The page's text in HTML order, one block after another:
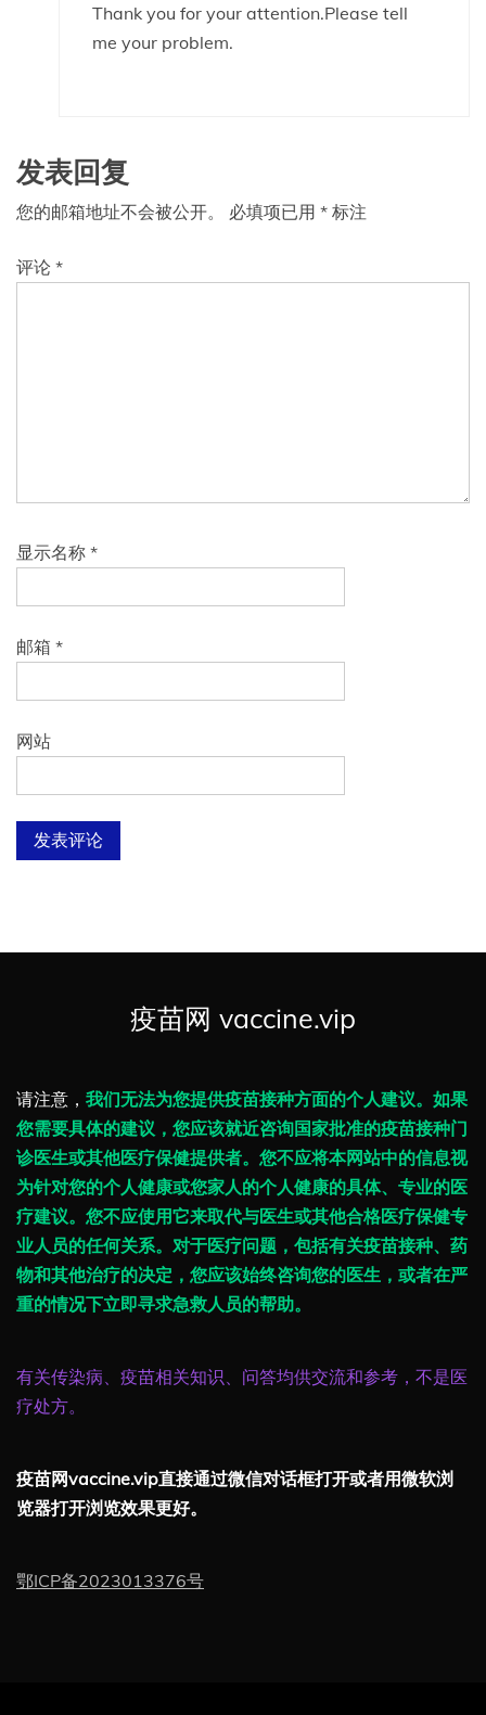
Thank you for your attention.Please tell
me your problem.
发表回复
您的邮箱地址不会被公开。 必填项已用 * 标注
评论 *
显示名称 *
邮箱 *
网站
疫苗网 vaccine.vip
请注意， 我们无法为您提供疫苗接种方面的个人建议。如果
您需要具体的建议，您应该就近咨询国家批准的疫苗接种门
诊医生或其他医疗保健提供者。您不应将本网站中的信息视
为针对您的个人健康或您家人的个人健康的具体、专业的医
疗建议。您不应使用它来取代与医生或其他合格医疗保健专
业人员的任何关系。对于医疗问题，包括有关疫苗接种、药
物和其他治疗的决定，您应该始终咨询您的医生，或者在严
重的情况下立即寻求急救人员的帮助。
有关传染病、疫苗相关知识、问答均供交流和参考，不是医
疗处方。
疫苗网vaccine.vip直接通过微信对话框打开或者用微软浏
览器打开浏览效果更好。
鄂ICP备2023013376号